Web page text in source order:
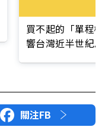
買不起的「單程
響台灣近半世紀
關注FB